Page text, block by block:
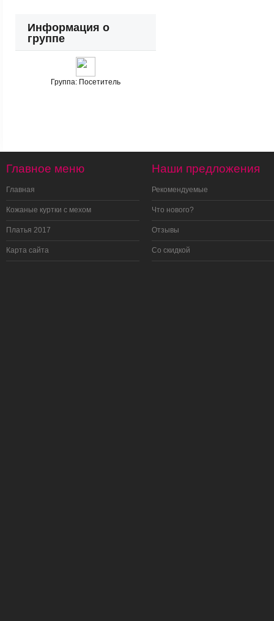
Информация о
группе
Группа: Посетитель
Главное меню
Главная
Кожаные куртки с мехом
Платья 2017
Карта сайта
Наши предложения
Рекомендуемые
Что нового?
Отзывы
Со скидкой